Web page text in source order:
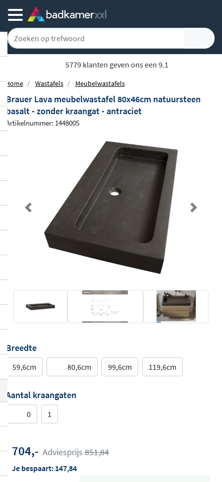
5779 klanten geven ons een 9.1
Home Wastafels Meubelwastafels
Brauer Lava meubelwastafel 80x46cm natuursteen
basalt - zonder kraangat - antraciet
Artikelnummer: 1448005
Previous Next
Breedte
59,6cm 80,6cm 99,6cm 119,6cm
Aantal kraangaten
0 1
704,- Adviesprijs 851,84
Je bespaart: 147,84